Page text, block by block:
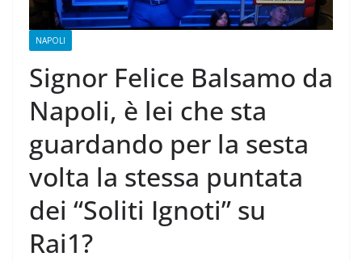
NAPOLI
Signor Felice Balsamo da
Napoli, è lei che sta
guardando per la sesta
volta la stessa puntata
dei “Soliti Ignoti” su
Rai1?